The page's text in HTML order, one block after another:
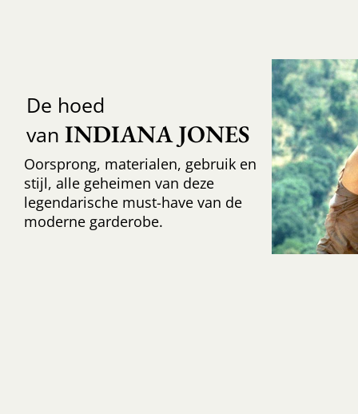
De hoed
van INDIANA JONES
Oorsprong, materialen, gebruik en
stijl, alle geheimen van deze
legendarische must-have van de
moderne garderobe.